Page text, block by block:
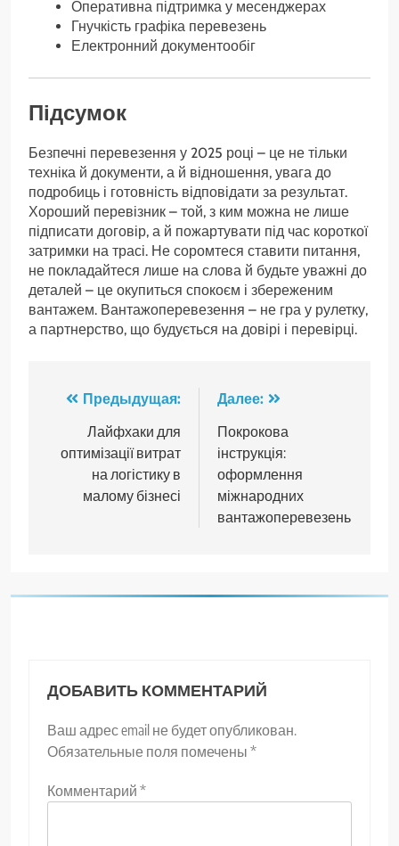
Оперативна підтримка у месенджерах
Гнучкість графіка перевезень
Електронний документообіг
Підсумок
Безпечні перевезення у 2025 році – це не тільки
техніка й документи, а й відношення, увага до
подробиць і готовність відповідати за результат.
Хороший перевізник – той, з ким можна не лише
підписати договір, а й пожартувати під час короткої
затримки на трасі. Не соромтеся ставити питання,
не покладайтеся лише на слова й будьте уважні до
деталей – це окупиться спокоєм і збереженим
вантажем. Вантажоперевезення – не гра у рулетку,
а партнерство, що будується на довірі і перевірці.
Навигация
записям
Предыдущая:
Лайфхаки для
оптимізації витрат
на логістику в
малому бізнесі
Далее:
Покрокова
інструкція:
оформлення
міжнародних
вантажоперевезень
ДОБАВИТЬ КОММЕНТАРИЙ
Ваш адрес email не будет опубликован.
Обязательные поля помечены *
Комментарий *